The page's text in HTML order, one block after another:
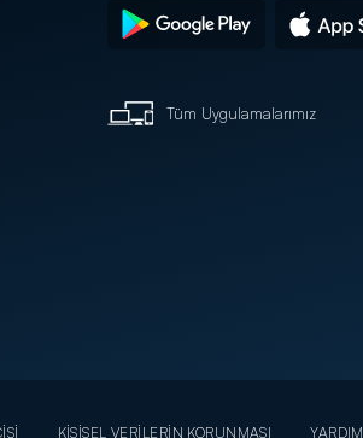
Tüm Uygulamalarımız
KİŞİSEL VERİLERİN KORUNMASI YARDIM